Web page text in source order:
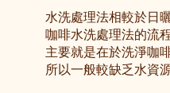
水洗處理法相較於日
咖啡水洗處理法的流
主要就是在於洗淨咖
所以一般較缺乏水資